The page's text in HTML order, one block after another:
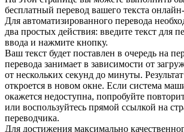
бесплатный перевод вашего текста
Для автоматизированного перевода
два простых действия: введите текст для
ввода и нажмите кнопку.
Ваш текст будет поставлен в очередь на
перевода занимает в зависимости от
от нескольких секунд до минуты.
откроется в новом окне. Если система
окажется недоступна, попробуйте
или воспользуйтесь прямой ссылкой на
переводчика.
Для достижения максимально